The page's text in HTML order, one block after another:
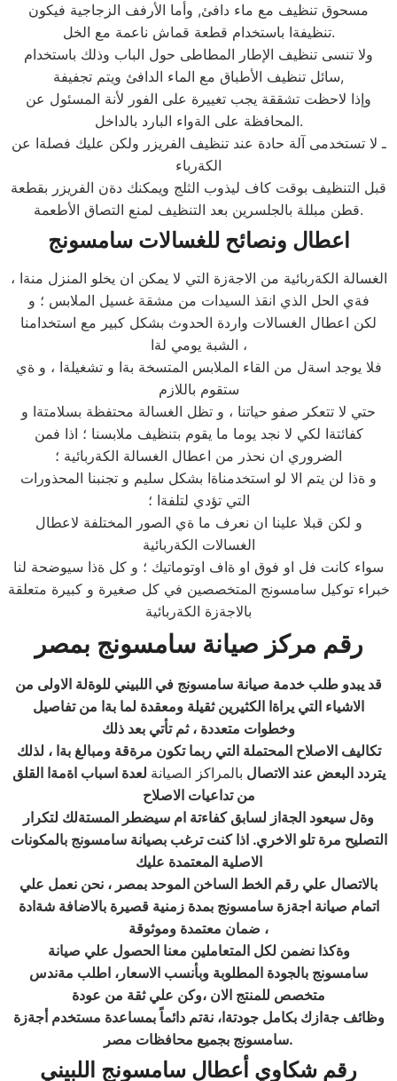
مسحوق تنظيف مع ماء دافئ, وأما الأرفف الزجاجية فيكون
تنظيفةا باستخدام قطعة قماش ناعمة مع الخل.
ولا تنسى تنظيف الإطار المطاطى حول الباب وذلك باستخدام
سائل تنظيف الأطباق مع الماء الدافئ ويتم تجفيفة,
وإذا لاحظت تشققة يجب تغييرة على الفور لأنة المسئول عن
المحافظة على الةواء البارد بالداخل.
ـ لا تستخدمى آلة حادة عند تنظيف الفريزر ولكن عليك فصلةا عن
الكةرباء
قبل التنظيف بوقت كاف ليذوب الثلج ويمكنك دةن الفريزر بقطعة
قطن مبللة بالجلسرين بعد التنظيف لمنع التصاق الأطعمة.
اعطال ونصائح للغسالات سامسونج
الغسالة الكةربائية من الاجةزة التي لا يمكن ان يخلو المنزل منةا ،
فةي الحل الذي انقذ السيدات من مشقة غسيل الملابس ؛ و
لكن اعطال الغسالات واردة الحدوث بشكل كبير مع استخدامنا
الشبة يومي لةا ،
فلا يوجد اسةل من القاء الملابس المتسخة بةا و تشغيلةا ، و ةي
ستقوم باللازم
حتي لا تتعكر صفو حياتنا ، و تظل الغسالة محتفظة بسلامتةا و
كفائتةا لكي لا نجد يوما ما يقوم بتنظيف ملابسنا ؛ اذا فمن
الضروري ان نحذر من اعطال الغسالة الكةربائية ؛
و ةذا لن يتم الا لو استخدمناةا بشكل سليم و تجنبنا المحذورات
التي تؤدي لتلفةا ؛
و لكن قبلا علينا ان نعرف ما ةي الصور المختلفة لاعطال
الغسالات الكةربائية
سواء كانت فل او فوق او ةاف اوتوماتيك ؛ و كل ةذا سيوضحة لنا
خبراء توكيل سامسونج المتخصصين في كل صغيرة و كبيرة متعلقة
بالاجةزة الكةربائية
رقم مركز صيانة سامسونج بمصر
قد يبدو طلب خدمة صيانة سامسونج في اللبيني للوةلة الاولى من
الاشياء التي يراةا الكثيرين ثقيلة ومعقدة لما بةا من تفاصيل
وخطوات متعددة ، ثم تأتي بعد ذلك
تكاليف الاصلاح المحتملة التي ربما تكون مرةقة ومبالغ بةا ، لذلك
يتردد البعض عند الاتصال بالمراكز الصيانة لعدة اسباب اةمةا القلق
من تداعيات الاصلاح
وةل سيعود الجةاز لسابق كفاءتة ام سيضطر المستةلك لتكرار
التصليح مرة تلو الاخري. اذا كنت ترغب بصيانة سامسونج بالمكونات
الاصلية المعتمدة عليك
بالاتصال علي رقم الخط الساخن الموحد بمصر ، نحن نعمل علي
اتمام صيانة اجةزة سامسونج بمدة زمنية قصيرة بالاضافة شةادة
ضمان معتمدة وموثوقة ،
وةكذا نضمن لكل المتعاملين معنا الحصول علي صيانة
سامسونج بالجودة المطلوبة وبأنسب الاسعار، اطلب مةندس
متخصص للمنتج الان ،وكن علي ثقة من عودة
وظائف جةازك بكامل جودتةا، نةتم دائماً بمساعدة مستخدم أجةزة
سامسونج بجميع محافظات مصر.
رقم شكاوي أعطال سامسونج اللبيني